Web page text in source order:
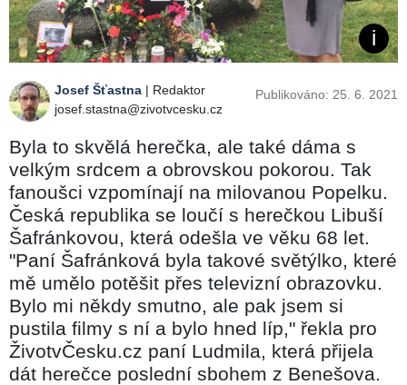
Josef Šťastna | Redaktor
josef.stastna@zivotvcesku.cz
Publikováno: 25. 6. 2021
Byla to skvělá herečka, ale také dáma s
velkým srdcem a obrovskou pokorou. Tak
fanoušci vzpomínají na milovanou Popelku.
Česká republika se loučí s herečkou Libuší
Šafránkovou, která odešla ve věku 68 let.
"Paní Šafránková byla takové světýlko, které
mě umělo potěšit přes televizní obrazovku.
Bylo mi někdy smutno, ale pak jsem si
pustila filmy s ní a bylo hned líp," řekla pro
ŽivotvČesku.cz paní Ludmila, která přijela
dát herečce poslední sbohem z Benešova.